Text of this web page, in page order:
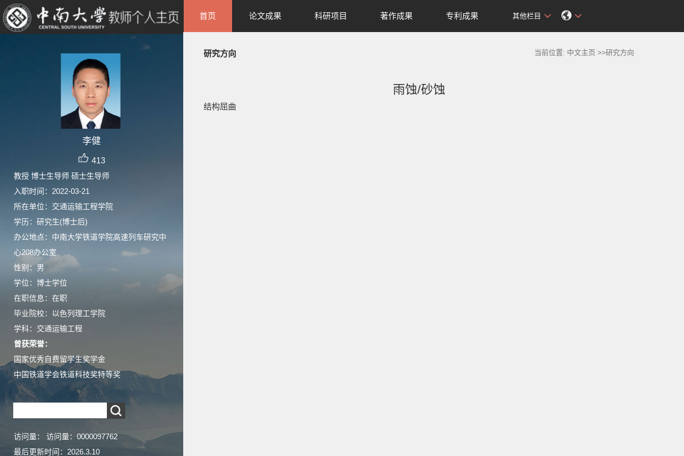
李健
413
教授 博士生导师 硕士生导师
入职时间：2022-03-21
所在单位：交通运输工程学院
学历：研究生(博士后)
办公地点：中南大学铁道学院高速列车研究中
心208办公室
性别：男
学位：博士学位
在职信息：在职
毕业院校：以色列理工学院
学科：交通运输工程
曾获荣誉：
国家优秀自费留学生奖学金
中国铁道学会铁道科技奖特等奖
访问量： 访问量： 0000097762
最后更新时间： 2026.3.10
首页 论文成果 科研项目 著作成果 专利成果 其他栏目
研究方向 当前位置: 中文主页 >>研究方向
雨蚀/砂蚀
结构屈曲